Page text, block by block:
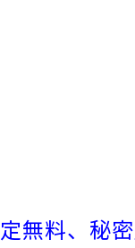
無料、秘